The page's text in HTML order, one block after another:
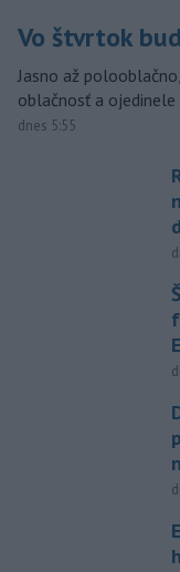
Vo štvrtok
Jasno až
oblačnosť a ojedinele
dnes 5:55